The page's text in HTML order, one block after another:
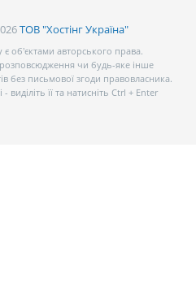
ТОВ "Хостінг Україна"
є об’єктами авторського права.
чи будь-яке інше
без письмової згоди правовласника.
її та натисніть Ctrl + Enter